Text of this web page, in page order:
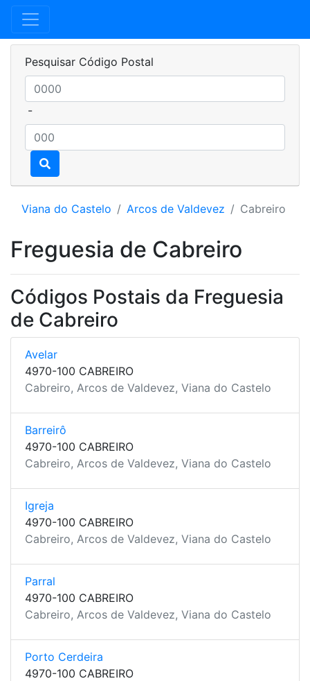
Pesquisar Código Postal
-
Viana do Castelo Arcos de Valdevez Cabreiro
Freguesia de Cabreiro
Códigos Postais da Freguesia
de Cabreiro
Avelar
4970-100 CABREIRO
Cabreiro, Arcos de Valdevez, Viana do Castelo
Barreirô
4970-100 CABREIRO
Cabreiro, Arcos de Valdevez, Viana do Castelo
Igreja
4970-100 CABREIRO
Cabreiro, Arcos de Valdevez, Viana do Castelo
Parral
4970-100 CABREIRO
Cabreiro, Arcos de Valdevez, Viana do Castelo
Porto Cerdeira
4970-100 CABREIRO